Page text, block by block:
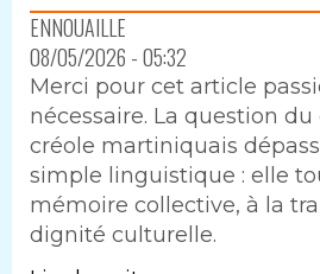
ENNOUAILLE
08/05/2026 - 05:32
Merci pour cet article
nécessaire. La question
créole martiniquais
simple linguistique : elle
mémoire collective, à la
dignité culturelle.